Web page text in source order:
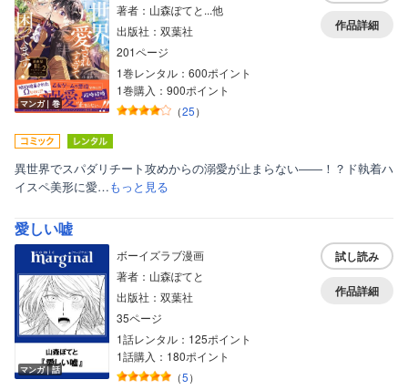
マンガ｜巻
著者：山森ぽてと...他
出版社：双葉社
201ページ
1巻レンタル：600ポイント
1巻購入：900ポイント
（25）
作品詳細
異世界でスパダリチート攻めからの溺愛が止まらない――！？ド執着ハ
イスペ美形に愛…もっと見る
愛しい嘘
マンガ｜話
ボーイズラブ漫画
著者：山森ぽてと
出版社：双葉社
35ページ
1話レンタル：125ポイント
1話購入：180ポイント
（5）
試し読み
作品詳細